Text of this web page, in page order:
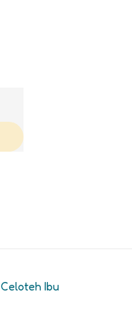
Celoteh Ibu